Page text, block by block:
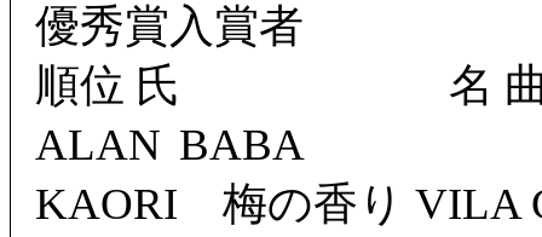
優秀賞入賞者
順位 氏 名
ALAN BABA
KAORI 梅の香り VILA